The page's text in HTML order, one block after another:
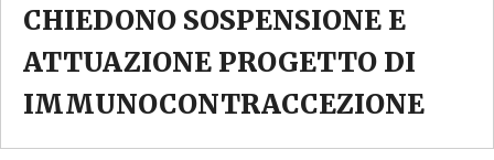
CHIEDONO SOSPENSIONE E
ATTUAZIONE PROGETTO DI
IMMUNOCONTRACCEZIONE